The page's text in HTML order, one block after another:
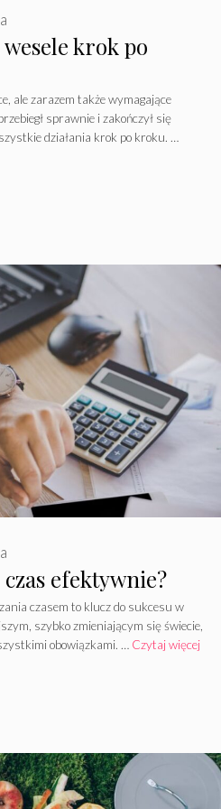
krok po
ale zarazem także wymagające
sprawnie i zakończył się
działania krok po kroku. …
efektywnie?
czasem to klucz do sukcesu w
szybko zmieniającym się świecie,
obowiązkami. … Czytaj więcej